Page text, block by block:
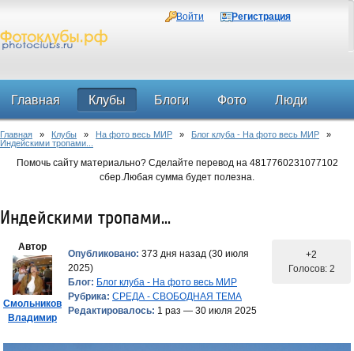
Войти Регистрация
Главная Клубы Блоги Фото Люди
Форум
Главная » Клубы » На фото весь МИР » Блог клуба - На фото весь МИР »
Индейскими тропами...
Помочь сайту материально? Сделайте перевод на 4817760231077102
сбер.Любая сумма будет полезна.
Индейскими тропами...
Автор
Смольников
Владимир
Опубликовано: 373 дня назад (30 июля
2025)
Блог: Блог клуба - На фото весь МИР
Рубрика: СРЕДА - СВОБОДНАЯ ТЕМА
Редактировалось: 1 раз — 30 июля 2025
+2
Голосов: 2